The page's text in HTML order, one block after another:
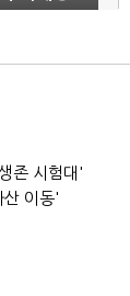
존 시험대'
산 이동'